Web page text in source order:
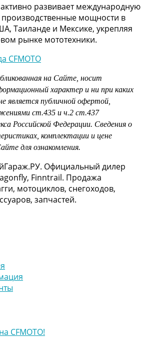
активно развивает международную
производственные мощности в
Таиланде и Мексике, укрепляя
рынке мототехники.
CFMOTO
на Сайте, носит
характер и ни при каких
является публичной офертой,
ст.435 и ч.2 ст.437
Российской Федерации. Сведения о
комплектации и цене
для ознакомления.
Официальный дилер
Finntrail. Продажа
мотоциклов, снегоходов,
запчастей.
CFMOTO!